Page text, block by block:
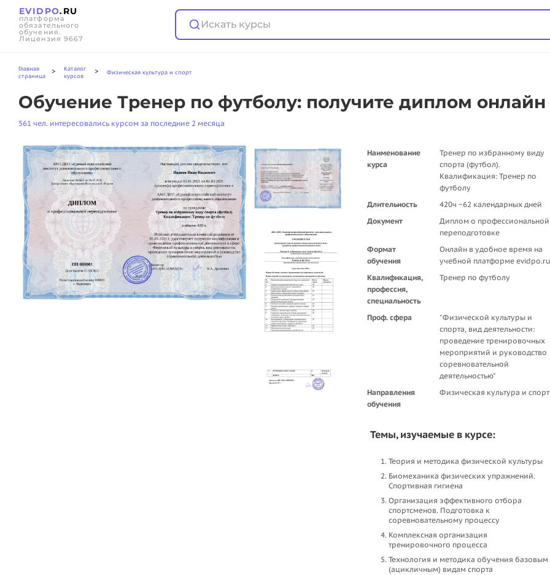
EVIDPO.RU
платформа
обязательного
обучения.
Лицензия 9667
Искать курсы
Главная
страница
>
Каталог
курсов
> Физическая культура и спорт
Обучение Тренер по футболу: получите диплом онлайн
561 чел. интересовались курсом за последние 2 месяца
Наименование
курса
Тренер по избранному виду
спорта (футбол).
Квалификация: Тренер по
футболу
Длительность
420ч ~62 календарных дней
Документ
Диплом о профессиональной
переподготовке
Формат
обучения
Онлайн в удобное время на
учебной платформе evidpo.ru
Квалификация,
профессия,
специальность
Тренер по футболу
Проф. сфера
"Физической культуры и
спорта, вид деятельности:
проведение тренировочных
мероприятий и руководство
соревновательной
деятельностью"
Направления
обучения
Физическая культура и спорт
Темы, изучаемые в курсе:
Теория и методика физической культуры
Биомеханика физических упражнений.
Спортивная гигиена
Организация эффективного отбора
спортсменов. Подготовка к
соревновательному процессу
Комплексная организация
тренировочного процесса
Технология и методика обучения базовым
(ацикличным) видам спорта